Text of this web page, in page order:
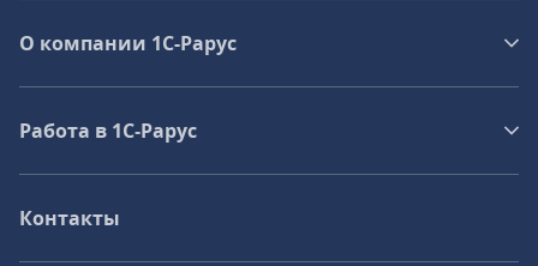
О компании 1C-Рарус
Работа в 1С‑Рарус
Контакты